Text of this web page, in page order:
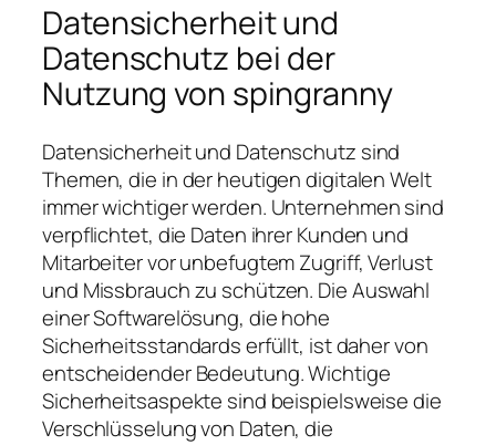
Datensicherheit und
Datenschutz bei der
Nutzung von spingranny
Datensicherheit und Datenschutz sind
Themen, die in der heutigen digitalen Welt
immer wichtiger werden. Unternehmen sind
verpflichtet, die Daten ihrer Kunden und
Mitarbeiter vor unbefugtem Zugriff, Verlust
und Missbrauch zu schützen. Die Auswahl
einer Softwarelösung, die hohe
Sicherheitsstandards erfüllt, ist daher von
entscheidender Bedeutung. Wichtige
Sicherheitsaspekte sind beispielsweise die
Verschlüsselung von Daten, die